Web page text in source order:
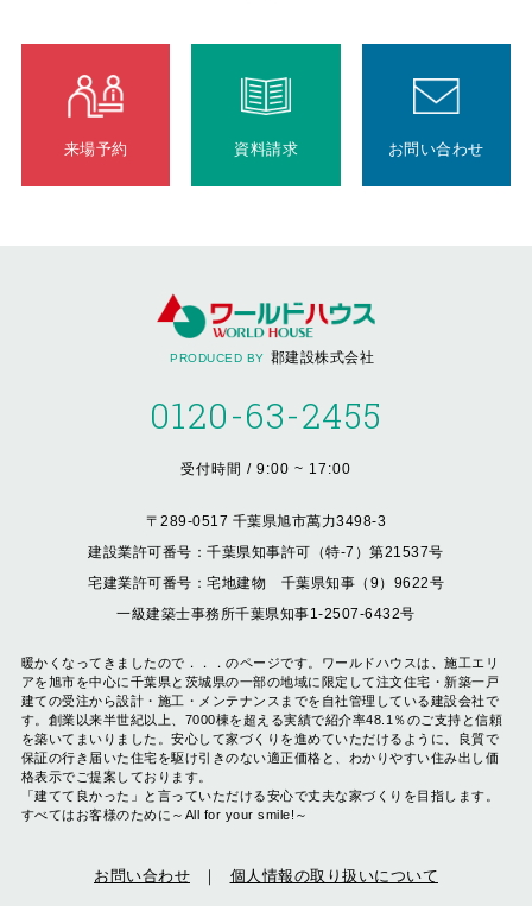
来場予約 資料請求 お問い合わせ
PRODUCED BY 郡建設株式会社
0120-63-2455
受付時間 / 9:00 ~ 17:00
〒289-0517 千葉県旭市萬力3498-3
建設業許可番号：千葉県知事許可（特-7）第21537号
宅建業許可番号：宅地建物 千葉県知事（9）9622号
一級建築士事務所千葉県知事1-2507-6432号
暖かくなってきましたので．．．のページです。ワールドハウスは、施工エリ
アを旭市を中心に千葉県と茨城県の一部の地域に限定して注文住宅・新築一戸
建ての受注から設計・施工・メンテナンスまでを自社管理している建設会社で
す。創業以来半世紀以上、7000棟を超える実績で紹介率48.1％のご支持と信頼
を築いてまいりました。安心して家づくりを進めていただけるように、良質で
保証の行き届いた住宅を駆け引きのない適正価格と、わかりやすい住み出し価
格表示でご提案しております。
「建てて良かった」と言っていただける安心で丈夫な家づくりを目指します。
すべてはお客様のために～All for your smile!～
お問い合わせ 個人情報の取り扱いについて